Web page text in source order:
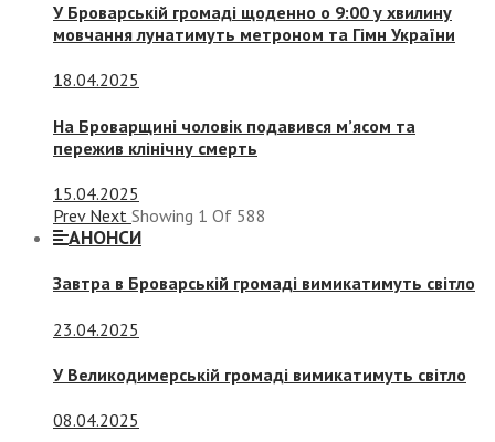
У Броварській громаді щоденно о 9:00 у хвилину
мовчання лунатимуть метроном та Гімн України
18.04.2025
На Броварщині чоловік подавився м’ясом та
пережив клінічну смерть
15.04.2025
Prev Next Showing 1 Of 588
АНОНСИ
Завтра в Броварській громаді вимикатимуть світло
23.04.2025
У Великодимерській громаді вимикатимуть світло
08.04.2025